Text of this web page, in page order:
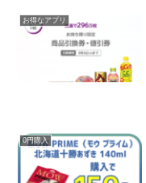
お得なアプリ
0円購入